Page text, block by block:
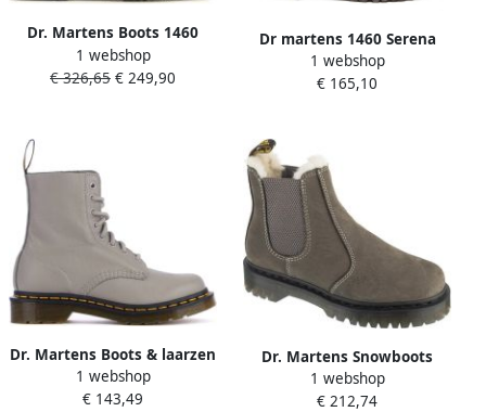
Dr. Martens Boots 1460
Pascal Combat Boots in grijs
1 webshop
€ 326,65 € 249,90
Dr martens 1460 Serena
Milled Nubuck WP Grijs
Nubuck Veterboots Dames
1 webshop
€ 165,10
Dr. Martens Boots & laarzen
1460 Pascal Zinc in gray
1 webshop
€ 143,49
Dr. Martens Snowboots
2976 Bex FL Chelsea Boot
1 webshop
€ 212,74